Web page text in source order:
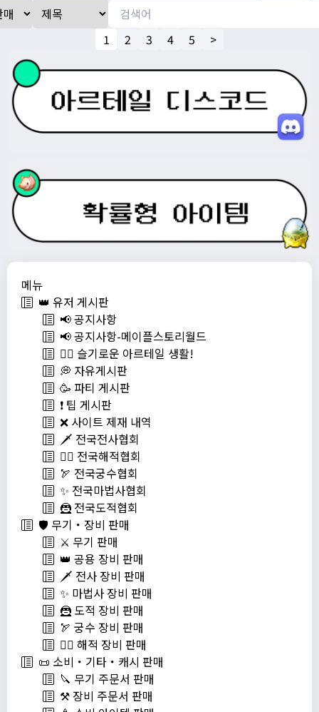
메뉴
👑 유저 게시판
📢 공지사항
📢 공지사항-메이플스토리월드
💁‍♂ 슬기로운 아르테일 생활!
💭 자유게시판
🥳 파티 게시판
❗️ 팁 게시판
❌ 사이트 제재 내역
🗡️ 전국전사협회
🏴‍☠️ 전국해적협회
🏹 전국궁수협회
✨ 전국마법사협회
🦹 전국도적협회
🛡️ 무기・장비 판매
⚔️ 무기 판매
👑 공용 장비 판매
🗡️ 전사 장비 판매
✨ 마법사 장비 판매
🦹 도적 장비 판매
🏹 궁수 장비 판매
🏴‍☠️ 해적 장비 판매
📜 소비・기타・캐시 판매
🔪 무기 주문서 판매
⚒️ 장비 주문서 판매
1 2 3 4 5 >